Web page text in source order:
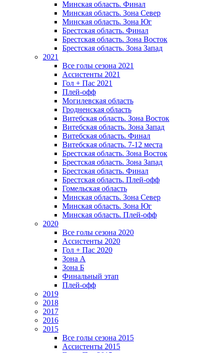
Mинская область. Финал
Минская область. Зона Север
Минская область. Зона Юг
Брестская область. Финал
Брестская область. Зона Восток
Брестская область. Зона Запад
2021
Все голы сезона 2021
Ассистенты 2021
Гол + Пас 2021
Плей-офф
Могилевская область
Гродненская область
Витебская область. Зона Восток
Витебская область. Зона Запад
Витебская область. Финал
Витебская область. 7-12 места
Брестская область. Зона Восток
Брестская область. Зона Запад
Брестская область. Финал
Брестская область. Плей-офф
Гомельская область
Минская область. Зона Север
Минская область. Зона Юг
Минская область. Плей-офф
2020
Все голы сезона 2020
Ассистенты 2020
Гол + Пас 2020
Зона А
Зона Б
Финальный этап
Плей-офф
2019
2018
2017
2016
2015
Все голы сезона 2015
Ассистенты 2015